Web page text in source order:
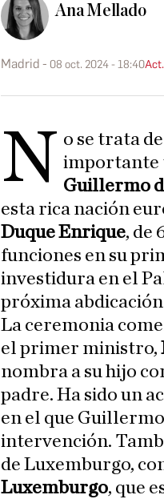
Ana Mellado
Madrid 08 oct. 2024 - 18:40
N o se trata
importante
Guillermo
esta rica nación
Duque Enrique, de
funciones en su
investidura en el
próxima
La ceremonia
el primer ministro,
nombra a su hijo
padre. Ha sido un
en el que
intervención.
de Luxemburgo,
Luxemburgo, que